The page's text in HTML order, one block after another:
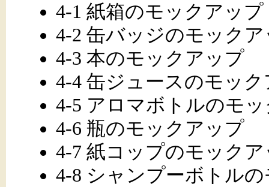
4-1 紙箱のモックアップ
4-2 缶バッジのモック
4-3 本のモックアップ
4-4 缶ジュースのモッ
4-5 アロマボトルのモ
4-6 瓶のモックアップ
4-7 紙コップのモック
4-8 シャンプーボトル